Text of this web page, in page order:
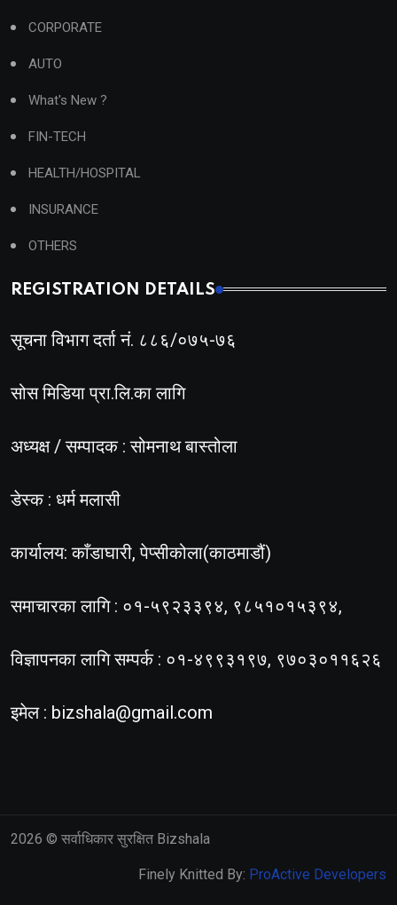
CORPORATE
AUTO
What's New ?
FIN-TECH
HEALTH/HOSPITAL
INSURANCE
OTHERS
REGISTRATION DETAILS
सूचना विभाग दर्ता नं. ८८६/०७५-७६
सोस मिडिया प्रा.लि.का लागि
अध्यक्ष / सम्पादक : सोमनाथ बास्तोला
डेस्क : धर्म मलासी
कार्यालय: काँडाघारी, पेप्सीकोला(काठमाडौं)
समाचारका लागि : ०१-५९२३३९४, ९८५१०१५३९४,
विज्ञापनका लागि सम्पर्क : ०१-४९९३१९७, ९७०३०११६२६
इमेल : bizshala@gmail.com
2026 © सर्वाधिकार सुरक्षित Bizshala
Finely Knitted By: ProActive Developers